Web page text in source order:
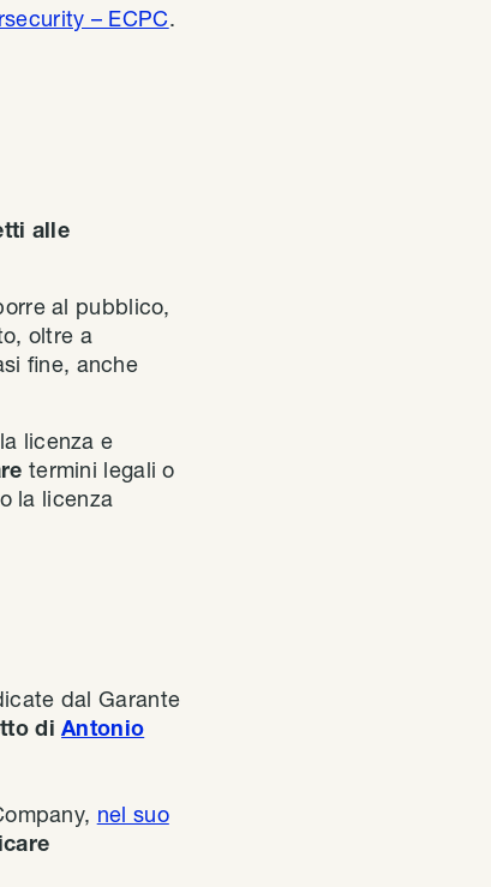
– ECPC.
alle
al pubblico,
oltre a
fine, anche
licenza e
termini legali o
la licenza
dal Garante
diAntonio
nel suo